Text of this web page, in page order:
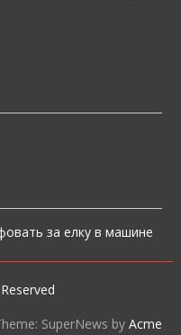
за елку в машине
SuperNews byAcme